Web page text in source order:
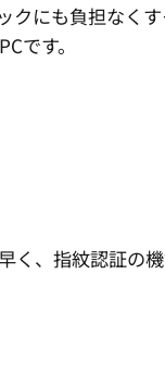
クにも負担なく
です。
く、指紋認証の